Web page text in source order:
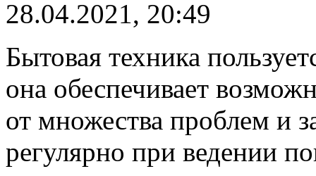
28.04.2021, 20:49
Бытовая техника
она обеспечивает
от множества проблем и
регулярно при ведении